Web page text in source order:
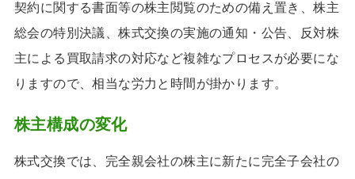
契約に関する書面等の株主閲覧のための備え置き、株主
総会の特別決議、株式交換の実施の通知・公告、反対株
主による買取請求の対応など複雑なプロセスが必要にな
りますので、相当な労力と時間が掛かります。
株主構成の変化
株式交換では、完全親会社の株主に新たに完全子会社の